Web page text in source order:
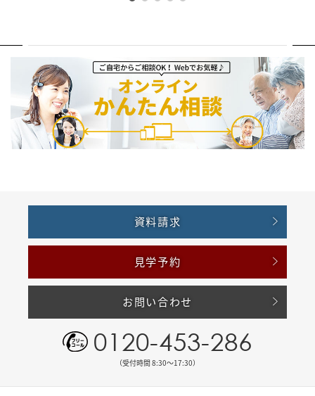
資料請求
見学予約
お問い合わせ
0120-453-286
（受付時間 8:30〜17:30）